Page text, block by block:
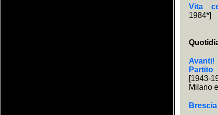
Vita
1984*]
Milano